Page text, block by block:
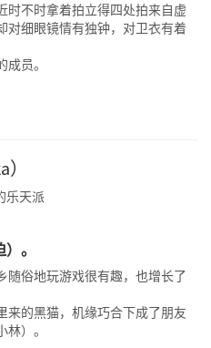
时不时拿着拍立得四处拍来自虚
对细眼镜情有独钟，对卫衣有着
员。
乐天派
。
随俗地玩游戏很有趣，也增长了
来的黑猫，机缘巧合下成了朋友
）。